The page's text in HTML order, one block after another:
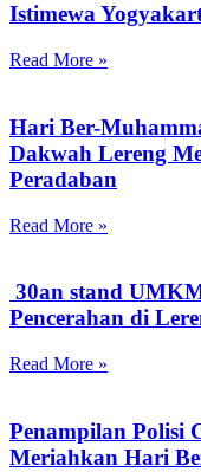
Istimewa
Read More »
Hari Ber-
Dakwah Lereng
Peradaban
Read More »
30an stand
Pencerahan di
Read More »
Penampilan Polisi
Meriahkan Hari